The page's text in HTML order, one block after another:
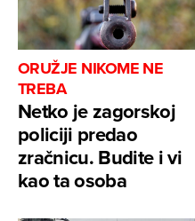
ORUŽJE NIKOME NE
TREBA
Netko je zagorskoj
policiji predao
zračnicu. Budite i vi
kao ta osoba